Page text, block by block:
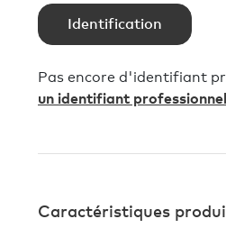
Identification
Pas encore d'identifiant
un identifiant professionnel
Caractéristiques